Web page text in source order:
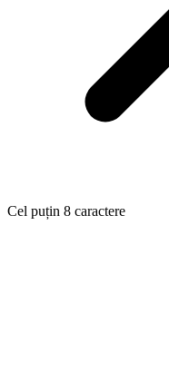
Cel puțin 8 caractere